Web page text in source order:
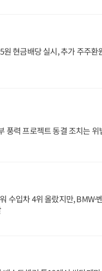
현금배당 실시, 추가 주주환
풍력 프로젝트 동결 조치는
수입차 4위 올랐지만, BMW·